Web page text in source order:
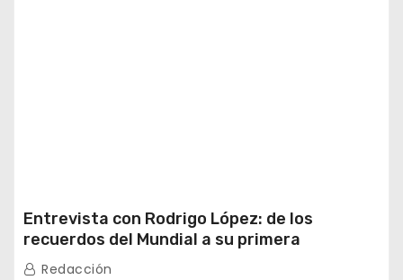
Entrevista con Rodrigo López: de los
recuerdos del Mundial a su primera
experiencia en China
Redacción